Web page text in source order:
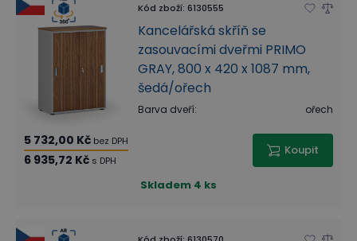
Kód zboží: 6130555
Kancelářská skříň se
zasouvacími dveřmi PRIMO
GRAY, 800 x 420 x 1087 mm,
šedá/ořech
Barva dveří: ořech
5 732,00 Kč bez DPH
6 935,72 Kč s DPH
Koupit
Skladem 4 ks